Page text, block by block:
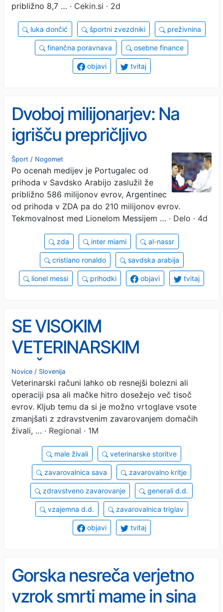
približno 8,7 … · Cekin.si · 2d
luka dončić športni zvezdniki preživnina
finančna poravnava osebne finance
objavi tvitaj
Dvoboj milijonarjev: Na
igrišču prepričljivo
zmaguje Messi, v poslu
Ronaldo
Šport / Nogomet
Po ocenah medijev je Portugalec od
prihoda v Savdsko Arabijo zaslužil že
približno 586 milijonov evrov, Argentinec
od prihoda v ZDA pa do 210 milijonov evrov.
Tekmovalnost med Lionelom Messijem … · Delo · 4d
zda inter miami al-nassr
cristiano ronaldo savdska arabija
lionel messi prihodki objavi tvitaj
SE VISOKIM
VETERINARSKIM
RAČUNOM LAHKO
IZOGNEMO? Preverili smo
ponudbo zdravstvenih
zavarovanj za male živali
Novice / Slovenija
Veterinarski računi lahko ob resnejši bolezni ali
operaciji psa ali mačke hitro dosežejo več tisoč
evrov. Kljub temu da si je možno vrtoglave vsote
zmanjšati z zdravstvenim zavarovanjem domačih
živali, … · Regional · 1M
male živali veterinarske storitve
zavarovalnica sava zavarovalno kritje
zdravstveno zavarovanje generali d.d.
vzajemna d.d. zavarovalnica triglav
objavi tvitaj
Gorska nesreča verjetno
vzrok smrti mame in sina